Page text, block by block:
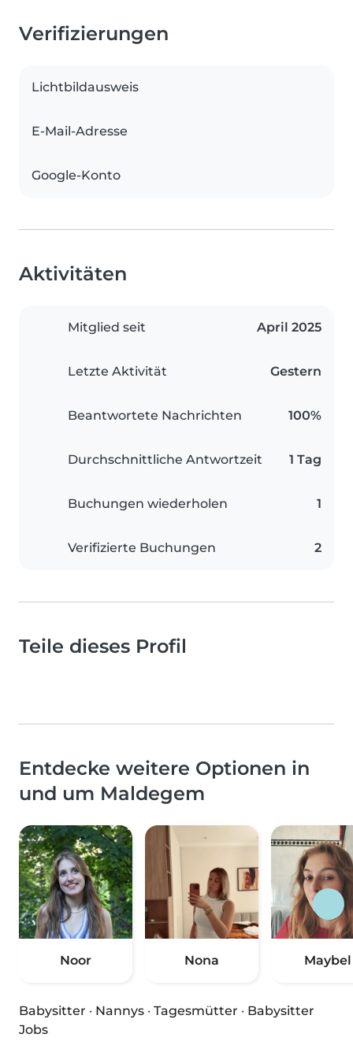
Verifizierungen
Lichtbildausweis
E-Mail-Adresse
Google-Konto
Aktivitäten
Mitglied seit April 2025
Letzte Aktivität Gestern
Beantwortete Nachrichten 100%
Durchschnittliche Antwortzeit 1 Tag
Buchungen wiederholen 1
Verifizierte Buchungen 2
Teile dieses Profil
Entdecke weitere Optionen in
und um Maldegem
Noor Nona Maybel
Babysitter · Nannys · Tagesmütter · Babysitter
Jobs